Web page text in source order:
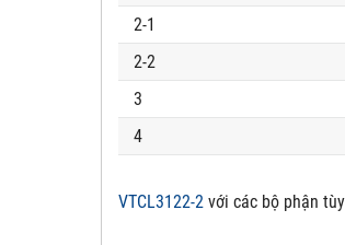
2-1
2-2
3
4
VTCL3122-2 với các bộ phận